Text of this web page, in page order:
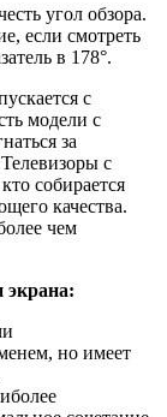
угол обзора.
если смотреть
в 178°.
с
модели с
за
с
собирается
качества.
чем
экрана:
но имеет